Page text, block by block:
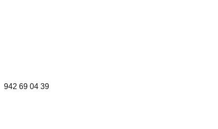
942 69 04 39